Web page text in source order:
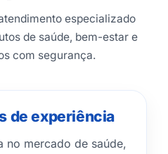
especializado
de saúde, bem-estar e
com segurança.
de experiência
no mercado de saúde,